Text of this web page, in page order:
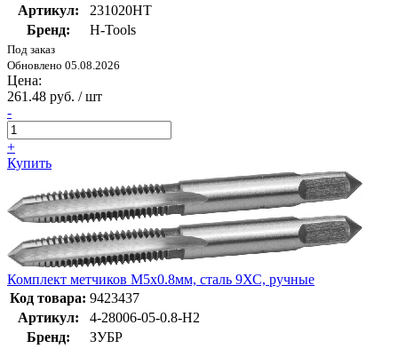
Артикул:
231020HT
Бренд:
H-Tools
Под заказ
Обновлено 05.08.2026
Цена:
261.48 руб. / шт
-
+
Купить
Комплект метчиков М5x0.8мм, сталь 9ХС, ручные
Код товара: 9423437
Артикул:
4-28006-05-0.8-H2
Бренд:
ЗУБР